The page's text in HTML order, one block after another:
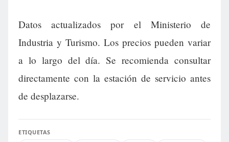
Datos actualizados por el Ministerio de
Industria y Turismo. Los precios pueden variar
a lo largo del día. Se recomienda consultar
directamente con la estación de servicio antes
de desplazarse.
ETIQUETAS